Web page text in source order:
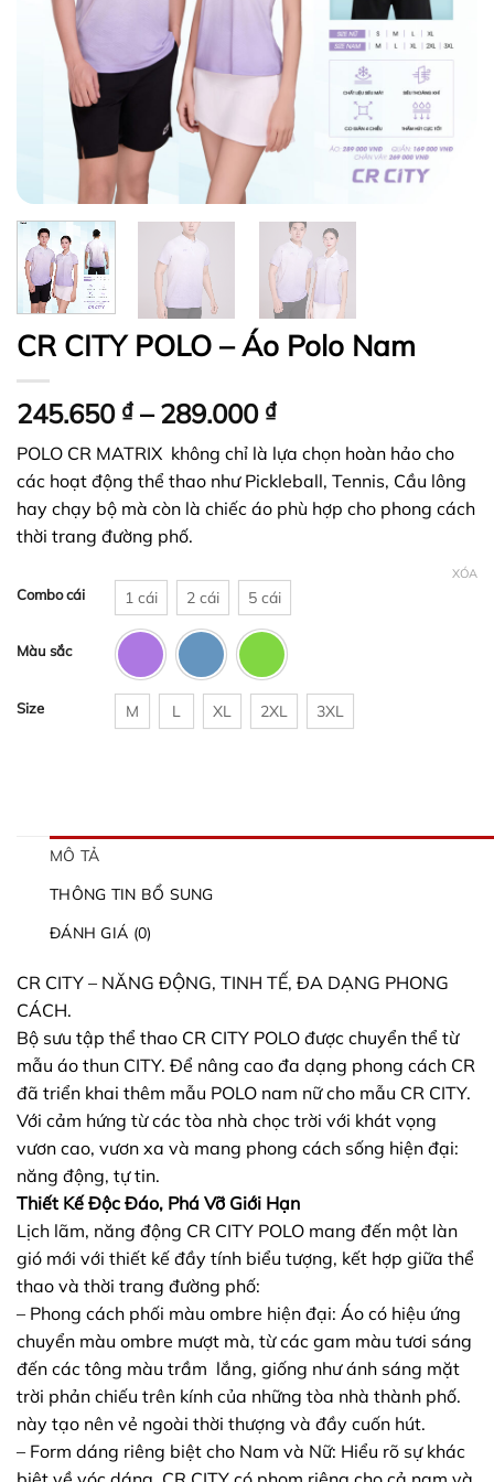
CR CITY POLO – Áo Polo Nam
245.650 ₫ – 289.000 ₫Khoảng
giá:
từ
245.650 ₫
đến
POLO CR MATRIX không chỉ là lựa chọn hoàn hảo cho
các hoạt động thể thao như Pickleball, Tennis, Cầu lông
hay chạy bộ mà còn là chiếc áo phù hợp cho phong cách
thời trang đường phố.
Combo cái 1 cái 2 cái 5 cái
Màu sắc
Size M L XL 2XL 3XL
XÓA
MÔ TẢ
THÔNG TIN BỔ SUNG
ĐÁNH GIÁ (0)
CR CITY – NĂNG ĐỘNG, TINH TẾ, ĐA DẠNG PHONG
CÁCH.
Bộ sưu tập thể thao CR CITY POLO được chuyển thể từ
mẫu áo thun CITY. Để nâng cao đa dạng phong cách CR
đã triển khai thêm mẫu POLO nam nữ cho mẫu CR CITY.
Với cảm hứng từ các tòa nhà chọc trời với khát vọng
vươn cao, vươn xa và mang phong cách sống hiện đại:
năng động, tự tin.
Thiết Kế Độc Đáo, Phá Vỡ Giới Hạn
Lịch lãm, năng động CR CITY POLO mang đến một làn
gió mới với thiết kế đầy tính biểu tượng, kết hợp giữa thể
thao và thời trang đường phố:
– Phong cách phối màu ombre hiện đại: Áo có hiệu ứng
chuyển màu ombre mượt mà, từ các gam màu tươi sáng
đến các tông màu trầm lắng, giống như ánh sáng mặt
trời phản chiếu trên kính của những tòa nhà thành phố.
này tạo nên vẻ ngoài thời thượng và đầy cuốn hút.
– Form dáng riêng biệt cho Nam và Nữ: Hiểu rõ sự khác